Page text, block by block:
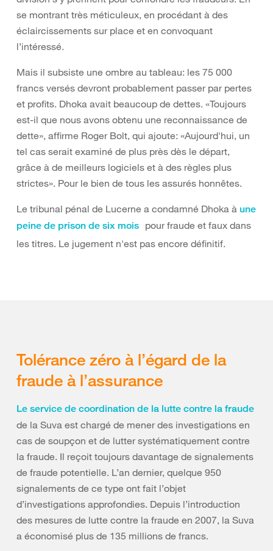
se montrant très méticuleux, en procédant à des
éclaircissements sur place et en convoquant
l’intéressé.
Mais il subsiste une ombre au tableau: les 75 000
francs versés devront probablement passer par pertes
et profits. Dhoka avait beaucoup de dettes. «Toujours
est-il que nous avons obtenu une reconnaissance de
dette», affirme Roger Bolt, qui ajoute: «Aujourd'hui, un
tel cas serait examiné de plus près dès le départ,
grâce à de meilleurs logiciels et à des règles plus
strictes». Pour le bien de tous les assurés honnêtes.
Le tribunal pénal de Lucerne a condamné Dhoka à une
peine de prison de six mois pour fraude et faux dans
les titres. Le jugement n'est pas encore définitif.
Tolérance zéro à l’égard de la
fraude à l’assurance
Le service de coordination de la lutte contre la fraude
de la Suva est chargé de mener des investigations en
cas de soupçon et de lutter systématiquement contre
la fraude. Il reçoit toujours davantage de signalements
de fraude potentielle. L’an dernier, quelque 950
signalements de ce type ont fait l’objet
d’investigations approfondies. Depuis l’introduction
des mesures de lutte contre la fraude en 2007, la Suva
a économisé plus de 135 millions de francs.